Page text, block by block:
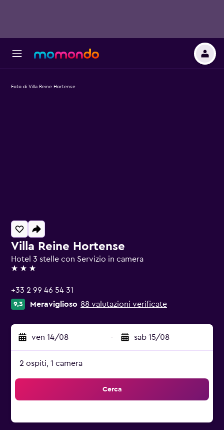
Villa Reine Hortense
Hotel 3 stelle con Servizio in camera
3 stelle
+33 2 99 46 54 31
9,3 Meraviglioso 88 valutazioni verificate
ven 14/08 - sab 15/08
2 ospiti, 1 camera
Cerca
Foto di Villa Reine Hortense